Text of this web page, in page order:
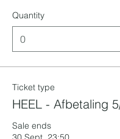
Quantity
Ticket type
HEEL - Afbetaling
Sale ends